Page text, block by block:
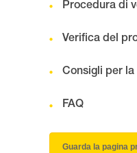
Procedura di
Verifica del
Consigli per
FAQ
Guarda la pagina